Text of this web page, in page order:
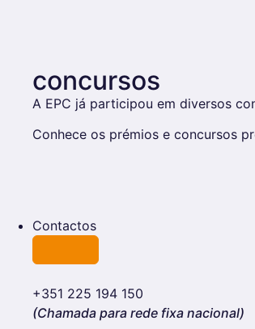
concursos
A EPC já participou em diversos
Conhece os prémios e concursos
Contactos
+351 225 194 150
(Chamada para rede fixa nacional)